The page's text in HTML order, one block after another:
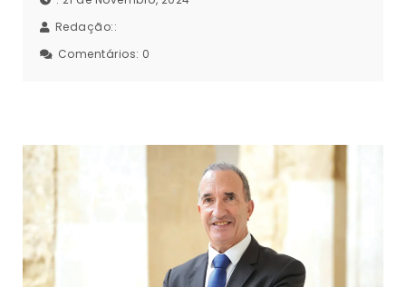
Redação::
Comentários: 0